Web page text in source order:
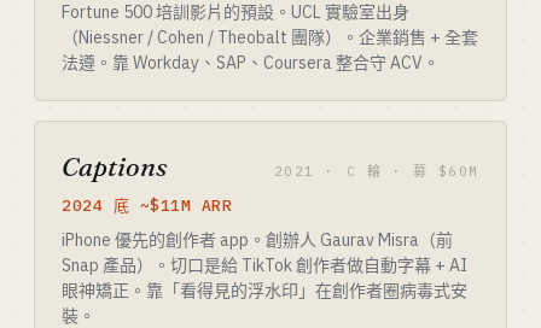
Fortune 500 培訓影片的預設。UCL 實驗室出身
（Niessner / Cohen / Theobalt 團隊）。企業銷售 + 全套
法遵。靠 Workday、SAP、Coursera 整合守 ACV。
Captions 2021 · C 輪 · 募 $60M
2024 底 ~$11M ARR
iPhone 優先的創作者 app。創辦人 Gaurav Misra（前
Snap 產品）。切口是給 TikTok 創作者做自動字幕 + AI
眼神矯正。靠「看得見的浮水印」在創作者圈病毒式安
裝。